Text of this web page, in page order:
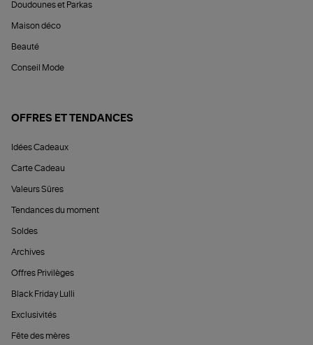
Doudounes et Parkas
Maison déco
Beauté
Conseil Mode
OFFRES ET TENDANCES
Idées Cadeaux
Carte Cadeau
Valeurs Sûres
Tendances du moment
Soldes
Archives
Offres Privilèges
Black Friday Lulli
Exclusivités
Fête des mères